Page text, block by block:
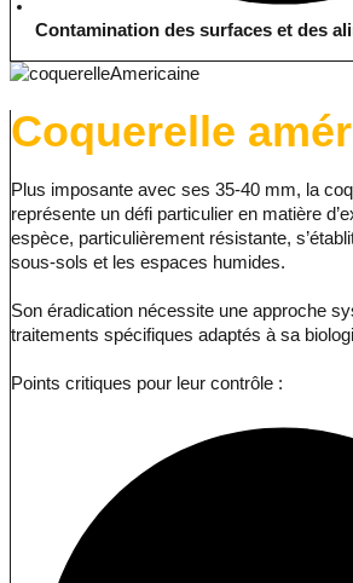
Contamination des surfaces et des
Coquerelle
Plus imposante avec ses 35-40 mm, la
représente un défi particulier en matière
espèce, particulièrement résistante,
sous-sols et les espaces humides.
Son éradication nécessite une approche
traitements spécifiques adaptés à sa
Points critiques pour leur contrôle :